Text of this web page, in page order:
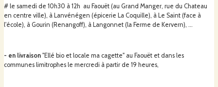
- produit avec la nature, sans pesticide
- vente directe, sans intermédiaire
# le samedi de 10h30 à 12h au Faouët (au Grand Manger, rue du Chateau
en centre ville), à Lanvénégen (épicerie La Coquille), à Le Saint (face à
l'école), à Gourin (Renangoff), à Langonnet (la Ferme de Kervern), ...
- en livraison "Ellé bio et locale ma cagette" au Faouët et dans les
communes limitrophes le mercredi à partir de 19 heures,